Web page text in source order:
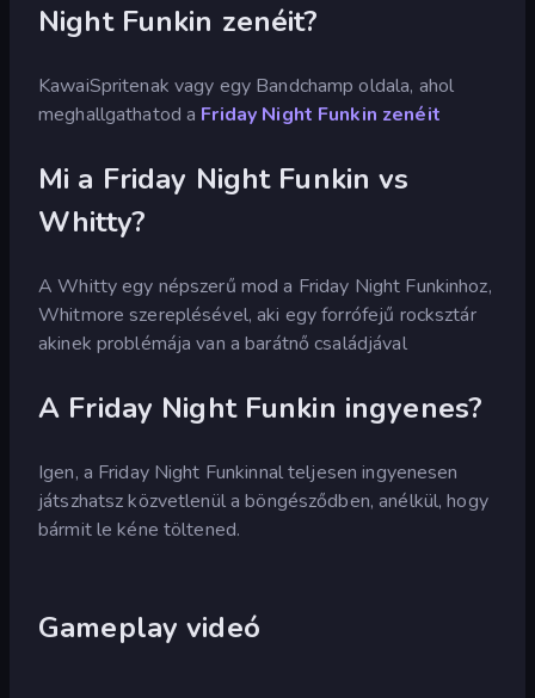
Night Funkin zenéit?
KawaiSpritenak vagy egy Bandchamp oldala, ahol
meghallgathatod a Friday Night Funkin zenéit
Mi a Friday Night Funkin vs
Whitty?
A Whitty egy népszerű mod a Friday Night Funkinhoz,
Whitmore szereplésével, aki egy forrófejű rocksztár
akinek problémája van a barátnő családjával
A Friday Night Funkin ingyenes?
Igen, a Friday Night Funkinnal teljesen ingyenesen
játszhatsz közvetlenül a böngésződben, anélkül, hogy
bármit le kéne töltened.
Gameplay videó